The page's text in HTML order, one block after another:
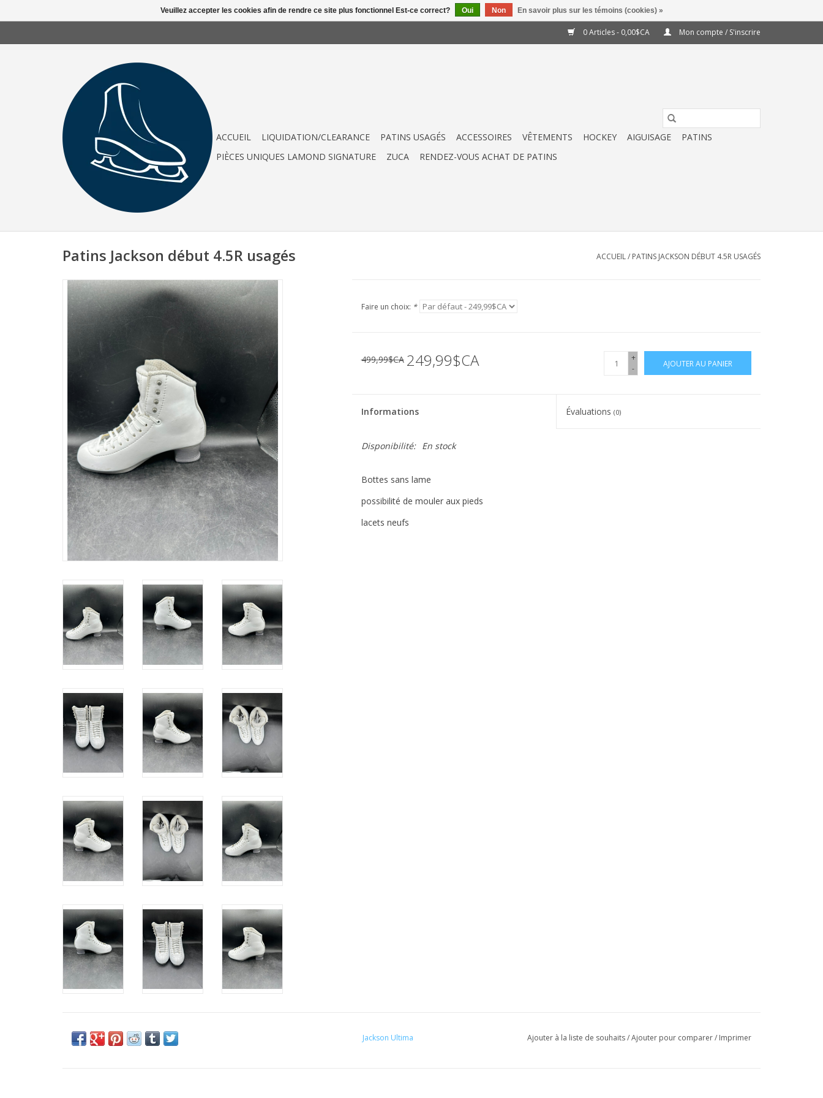
0 Articles - 0,00$CA Mon compte / S'inscrire
ACCUEIL LIQUIDATION/CLEARANCE PATINS USAGÉS ACCESSOIRES VÊTEMENTS HOCKEY AIGUISAGE
PATINS
PIÈCES UNIQUES LAMOND SIGNATURE
ZUCA RENDEZ-VOUS ACHAT DE PATINS
Patins Jackson début 4.5R usagés ACCUEIL/ PATINS JACKSON DÉBUT 4.5R USAGÉS
Faire un choix: *
499,99$CA 249,99$CA
+
-
AJOUTER AU PANIER
Informations Évaluations(0)
Disponibilité: En stock
Bottes sans lame
possibilité de mouler aux pieds
lacets neufs
Jackson Ultima Ajouter à la liste de souhaits/Ajouter pour comparer/ Imprimer
Veuillez accepter les cookies afin de rendre ce site plus fonctionnel Est-ce correct? Oui Non En savoir plus sur les témoins (cookies) »